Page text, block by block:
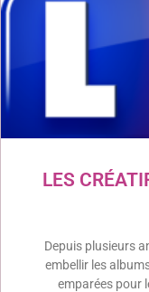
LES
Depuis plusieurs
embellir les
emparées pour